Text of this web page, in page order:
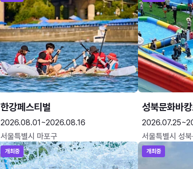
한강페스티벌
2026.08.01~2026.08.16
서울특별시 마포구
성북문화바
서울특별시 성
개최중 개최중